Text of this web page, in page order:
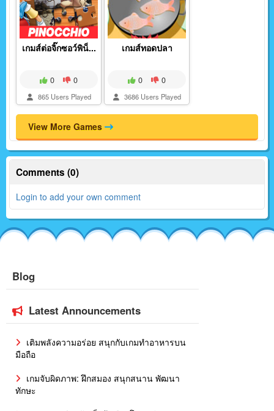
เกมส์ต่อจิ๊กซอว์พิน็...
0 0
865 Users Played
เกมส์ทอดปลา
0 0
3686 Users Played
View More Games
Comments (0)
Login to add your own comment
Blog
Latest Announcements
เติมพลังความอร่อย สนุกกับเกมทำอาหารบน
มือถือ
เกมจับผิดภาพ: ฝึกสมอง สนุกสนาน พัฒนา
ทักษะ